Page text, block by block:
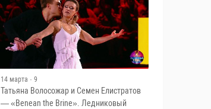
14 марта · 9
Татьяна Волосожар и Семен Елистратов
— «Benean the Brine». Ледниковый